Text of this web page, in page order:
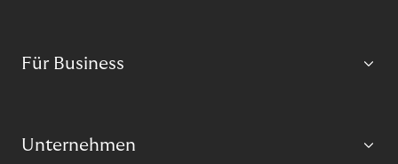
Für Business
Unternehmen